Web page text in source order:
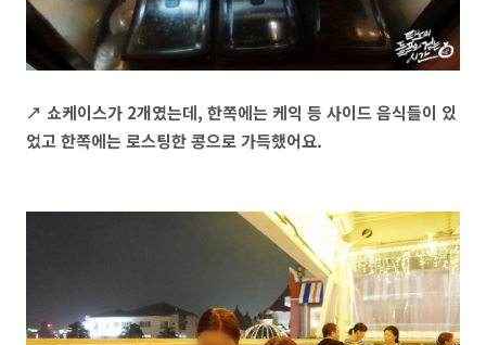
↗ 쇼케이스가 2개였는데, 한쪽에는 케익 등 사이드 음식들이 있
었고 한쪽에는 로스팅한 콩으로 가득했어요.